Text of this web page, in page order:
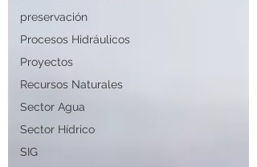
preservación
Procesos Hidráulicos
Proyectos
Recursos Naturales
Sector Agua
Sector Hídrico
SIG